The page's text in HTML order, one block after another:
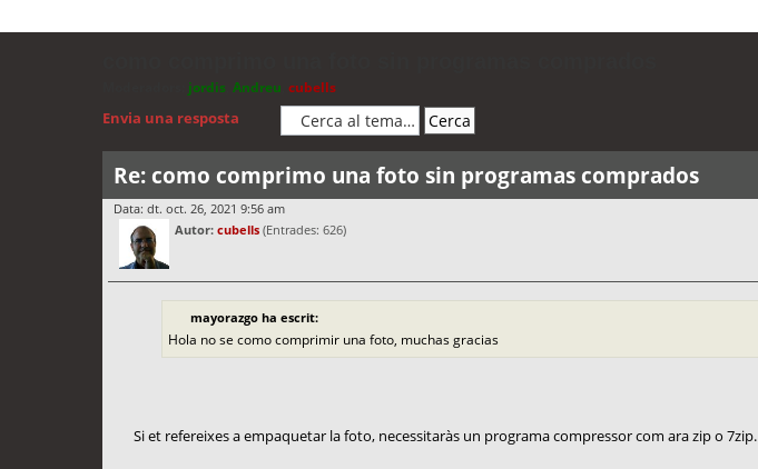
jordis Andreu cubells
Envia una resposta
Re: como comprimo una foto sin programas comprados
Data: dt. oct. 26, 2021 9:56 am
Autor: cubells (Entrades: 626)
mayorazgo ha escrit:
Hola no se como comprimir una foto, muchas gracias
Si et refereixes a empaquetar la foto, necessitaràs un programa compressor com ara zip o 7zip.